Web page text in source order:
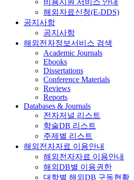
비용지원 서비스 안내
해외자료신청(E-DDS)
공지사항
공지사항
해외전자정보서비스 검색
Academic Journals
Ebooks
Dissertations
Conference Materials
Reviews
Reports
Databases & Journals
전자저널 리스트
학술DB 리스트
주제별 리스트
해외전자자료 이용안내
해외전자자료 이용안내
해외DB별 이용권한
대학별 해외DB 구독현황